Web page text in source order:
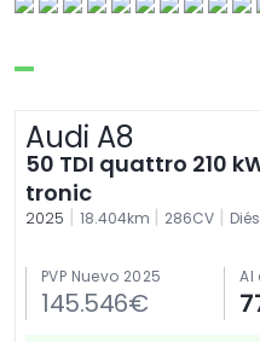
Audi A8
50 TDI quattro 210
tronic
2025 | 18.404km | 286CV |
PVP Nuevo 2025
145.546€
Al